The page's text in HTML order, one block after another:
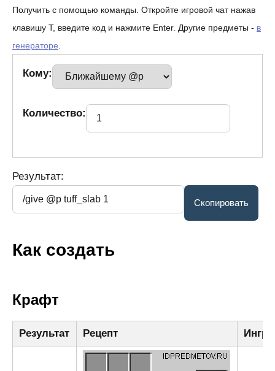
Получить с помощью команды. Откройте игровой чат нажав
клавишу T, введите код и нажмите Enter. Другие предметы - в
генераторе.
Кому:
Количество:
Результат:
Как создать
Крафт
Результат Рецепт